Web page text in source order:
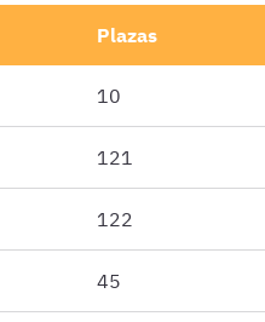
Plazas
10
121
122
45